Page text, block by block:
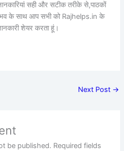
सही और सटीक तरीके से,पाठकों
के साथ आप सभी को Rajhelps.in के
शेयर करता हूं।
Next Post →
be published. Required fields